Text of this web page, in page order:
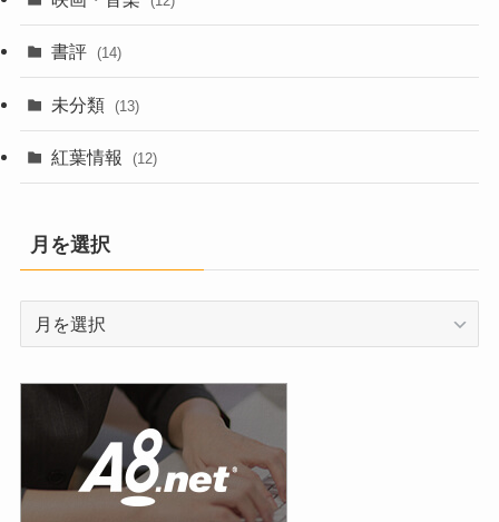
書評 (14)
未分類 (13)
紅葉情報 (12)
月を選択